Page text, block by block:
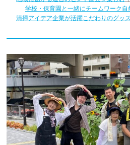
学校・保育園と一緒にチームワーク 自
清掃アイデア企業が活躍こだわりのグッ